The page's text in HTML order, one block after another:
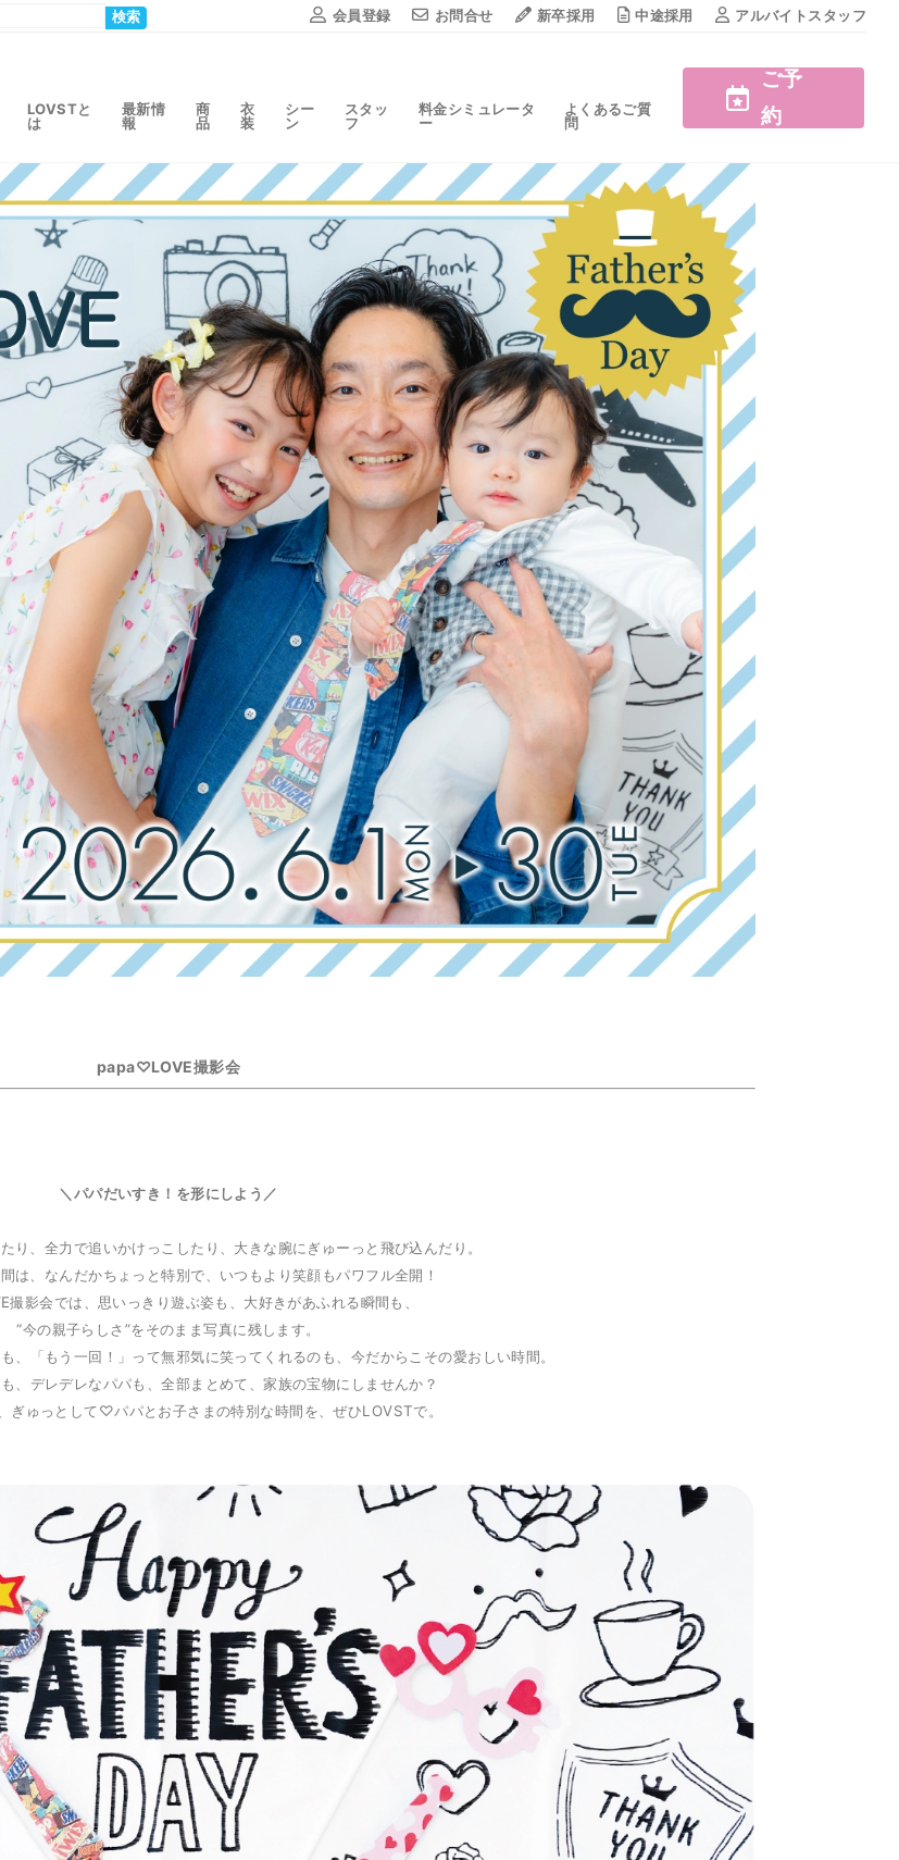
検索 会員登録 お問合せ 新卒採用 中途採用 アルバイトスタッフ
LOVSTと
は
最新情
報
商
品
衣
装
シー
ン
スタッ
フ
料金シミュレータ
ー
よくあるご質
問
ご予
約
papa♡LOVE撮影会
＼パパだいすき！を形にしよう／
り、 全力で追いかけっこしたり、 大きな腕にぎゅーっと飛び込んだり。
は、 なんだかちょっと特別で、 いつもより笑顔もパワフル全開！
影会では、 思いっきり遊ぶ姿も、 大好きがあふれる瞬間も、
“今の親子らしさ”をそのまま写真に残します。
、
「もう一回！」って無邪気に笑ってくれるのも、 今だからこその愛おしい時間。
、 デレデレなパパも、全部まとめて、家族の宝物にしませんか？
ぎゅっとして♡パパとお子さまの特別な時間を、ぜひLOVSTで。